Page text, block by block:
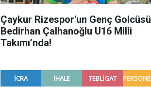
Çaykur Rizespor'un Genç Golcüsü
Bedirhan Çalhanoğlu U16 Milli
Takımı’nda!